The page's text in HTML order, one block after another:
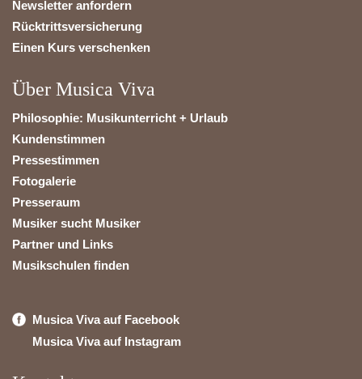
Newsletter anfordern
Rücktrittsversicherung
Einen Kurs verschenken
Über Musica Viva
Philosophie: Musikunterricht + Urlaub
Kundenstimmen
Pressestimmen
Fotogalerie
Presseraum
Musiker sucht Musiker
Partner und Links
Musikschulen finden
Musica Viva auf Facebook
Musica Viva auf Instagram